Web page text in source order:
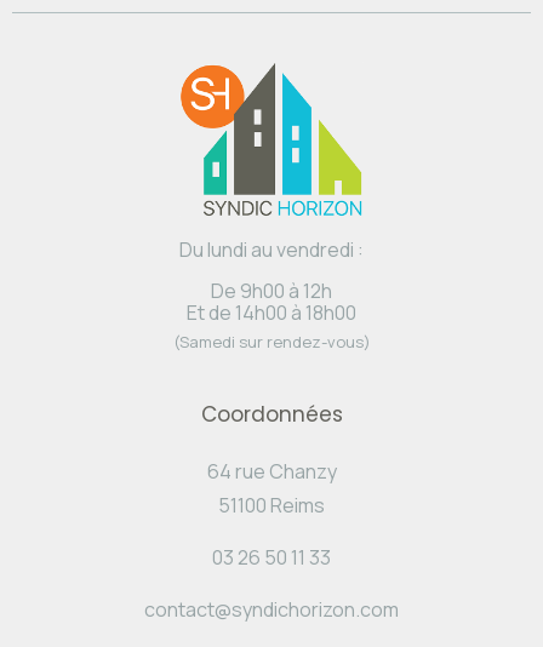
Du lundi au vendredi :
De 9h00 à 12h
Et de 14h00 à 18h00
(Samedi sur rendez-vous)
Coordonnées
64 rue Chanzy
51100 Reims
03 26 50 11 33
contact@syndichorizon.com